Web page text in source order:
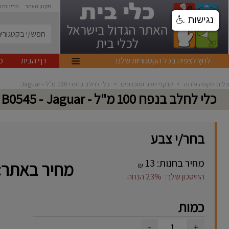
תקנון האתר
לחץ לצפיה בכל הקטגוריות שלנו דף הבית
כלים לקפה ולתה > קנקני חלב וסוכרונים > כלי לחלב בנפח 100 מ"ל - Jaguar
כלי לחלב בנפח 100 מ"ל - Jaguar - B0545
בחר/י צבע
מחיר בחנות: ₪
החיסכון שלך: 23% הנחה מחיר
כמות
נגישות